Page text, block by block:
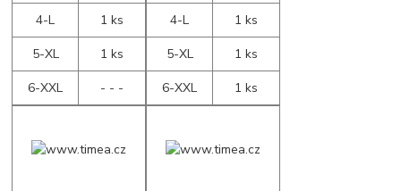
4-L
1 ks
5-XL
1 ks
6-XXL
- - -
4-L
1 ks
5-XL
1 ks
6-XXL
1 ks